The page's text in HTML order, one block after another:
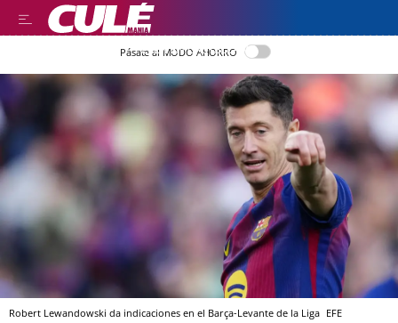
LEER EN CASTELLANO
Pásate al MODO AHORRO
Robert Lewandowski da indicaciones en el Barça-Levante de la Liga EFE